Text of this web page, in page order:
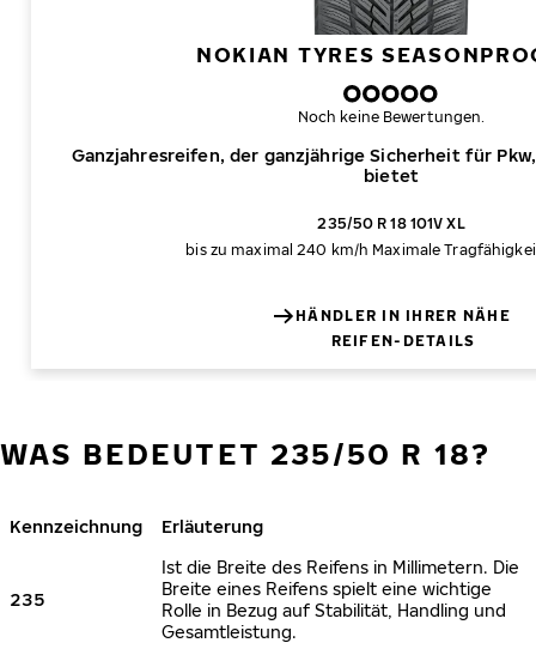
NOKIAN TYRES
Ganzjahresreifen, der ganzjährige Sicherheit für Pkw,
bietet
Noch keine Bewertungen.
235/50 R 18 101V XL
bis zu maximal 240 km/h Maximale
HÄNDLER IN IHRER NÄHE
REIFEN-DETAILS
WAS BEDEUTET 235/50 R 18?
Kennzeichnung Erläuterung
235
Ist die Breite des Reifens in Millimetern. Die
Breite eines Reifens spielt eine wichtige
Rolle in Bezug auf Stabilität, Handling und
Gesamtleistung.